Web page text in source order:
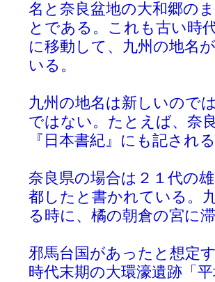
名と奈良盆地の大和郷の
とである。これも古い時
に移動して、九州の地名
いる。
九州の地名は新しいので
ではない。たとえば、奈
『日本書紀』にも記され
奈良県の場合は２１代の
都したと書かれている。
る時に、橘の朝倉の宮に
邪馬台国があったと想定
時代末期の大環濠遺跡「